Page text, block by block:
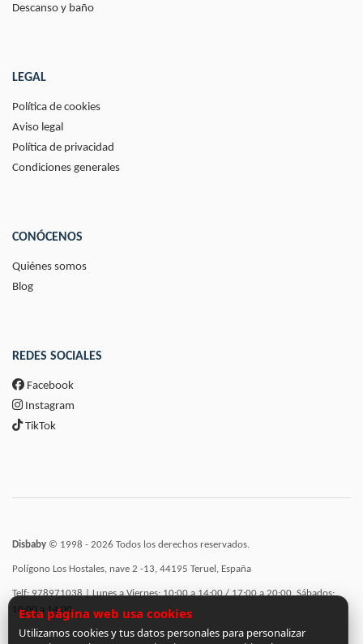
Descanso y baño
LEGAL
Política de cookies
Aviso legal
Política de privacidad
Condiciones generales
CONÓCENOS
Quiénes somos
Blog
REDES SOCIALES
Facebook
Instagram
TikTok
Disbaby © 1998 - 2026 Todos los derechos reservados.
Polígono Los Hostales, nave 2 -13, 44195 Teruel, España
Telf: 978971038 | Lunes a Viernes: 10:00 a 14:00 / 17:00 a 20:00, Sábados:
10:00 a 14:00
Esta página web usa cookies
Utilizamos cookies y tus datos personales para personalizar